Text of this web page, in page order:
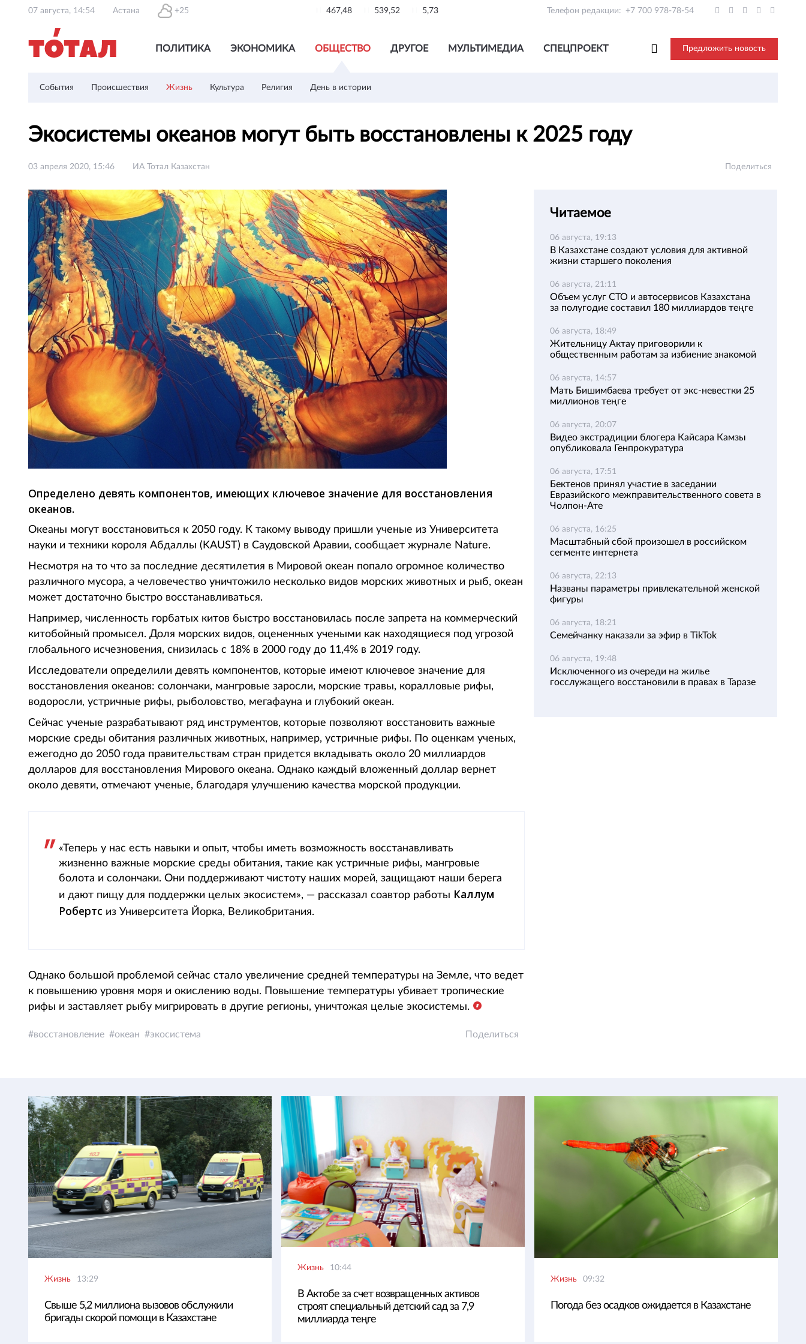
07 августа, 14:54 Астана +25 467,48 539,52 5,73 Телефон редакции: +7 700 978-78-54
ПОЛИТИКА ЭКОНОМИКА ОБЩЕСТВО ДРУГОЕ МУЛЬТИМЕДИА СПЕЦПРОЕКТ Предложить новость
События Происшествия Жизнь Культура Религия День в истории
Экосистемы океанов могут быть восстановлены к 2025 году
03 апреля 2020, 15:46 ИА Тотал Казахстан Поделиться
Определено девять компонентов, имеющих ключевое значение для восстановления
океанов.
Океаны могут восстановиться к 2050 году. К такому выводу пришли ученые из Университета
науки и техники короля Абдаллы (KAUST) в Саудовской Аравии, сообщает журнале Nature.
Несмотря на то что за последние десятилетия в Мировой океан попало огромное количество
различного мусора, а человечество уничтожило несколько видов морских животных и рыб, океан
может достаточно быстро восстанавливаться.
Например, численность горбатых китов быстро восстановилась после запрета на коммерческий
китобойный промысел. Доля морских видов, оцененных учеными как находящиеся под угрозой
глобального исчезновения, снизилась с 18% в 2000 году до 11,4% в 2019 году.
Исследователи определили девять компонентов, которые имеют ключевое значение для
восстановления океанов: солончаки, мангровые заросли, морские травы, коралловые рифы,
водоросли, устричные рифы, рыболовство, мегафауна и глубокий океан.
Сейчас ученые разрабатывают ряд инструментов, которые позволяют восстановить важные
морские среды обитания различных животных, например, устричные рифы. По оценкам ученых,
ежегодно до 2050 года правительствам стран придется вкладывать около 20 миллиардов
долларов для восстановления Мирового океана. Однако каждый вложенный доллар вернет
около девяти, отмечают ученые, благодаря улучшению качества морской продукции.
«Теперь у нас есть навыки и опыт, чтобы иметь возможность восстанавливать
жизненно важные морские среды обитания, такие как устричные рифы, мангровые
болота и солончаки. Они поддерживают чистоту наших морей, защищают наши берега
и дают пищу для поддержки целых экосистем», — рассказал соавтор работы Каллум
Робертс из Университета Йорка, Великобритания.
Однако большой проблемой сейчас стало увеличение средней температуры на Земле, что ведет
к повышению уровня моря и окислению воды. Повышение температуры убивает тропические
рифы и заставляет рыбу мигрировать в другие регионы, уничтожая целые экосистемы.
восстановление океан экосистема Поделиться
Читаемое
06 августа, 19:13
В Казахстане создают условия для активной
жизни старшего поколения
06 августа, 21:11
Объем услуг СТО и автосервисов Казахстана
за полугодие составил 180 миллиардов теңге
06 августа, 18:49
Жительницу Актау приговорили к
общественным работам за избиение знакомой
06 августа, 14:57
Мать Бишимбаева требует от экс-невестки 25
миллионов теңге
06 августа, 20:07
Видео экстрадиции блогера Кайсара Камзы
опубликовала Генпрокуратура
06 августа, 17:51
Бектенов принял участие в заседании
Евразийского межправительственного совета в
Чолпон-Ате
06 августа, 16:25
Масштабный сбой произошел в российском
сегменте интернета
06 августа, 22:13
Названы параметры привлекательной женской
фигуры
06 августа, 18:21
Семейчанку наказали за эфир в TikTok
06 августа, 19:48
Исключенного из очереди на жилье
госслужащего восстановили в правах в Таразе
Жизнь 13:29
Свыше 5,2 миллиона вызовов обслужили
бригады скорой помощи в Казахстане
Жизнь 10:44
В Актобе за счет возвращенных активов
строят специальный детский сад за 7,9
миллиарда теңге
Жизнь 09:32
Погода без осадков ожидается в Казахстане